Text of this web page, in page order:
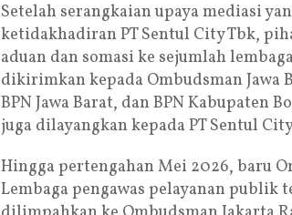
Setelah serangkaian upaya mediasi
ketidakhadiran PT Sentul City Tbk,
aduan dan somasi ke sejumlah
dikirimkan kepada Ombudsman Jawa
BPN Jawa Barat, dan BPN Kabupaten
juga dilayangkan kepada PT Sentul
Hingga pertengahan Mei 2026, baru
Lembaga pengawas pelayanan publik